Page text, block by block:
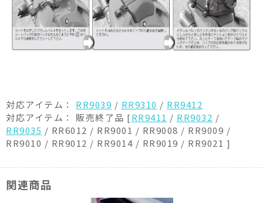
対応アイテム： RR9039 / RR9310 / RR9412
対応アイテム： 販売終了品 [RR9411 / RR9032 /
RR9035 / RR6012 / RR9001 / RR9008 / RR9009 /
RR9010 / RR9012 / RR9014 / RR9019 / RR9021 ]
関連商品